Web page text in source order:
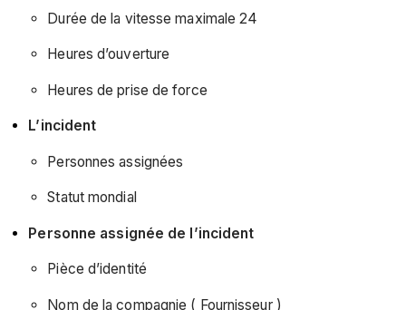
Durée de la vitesse maximale 24
Heures d’ouverture
Heures de prise de force
L’incident
Personnes assignées
Statut mondial
Personne assignée de l’incident
Pièce d’identité
Nom de la compagnie ( Fournisseur )